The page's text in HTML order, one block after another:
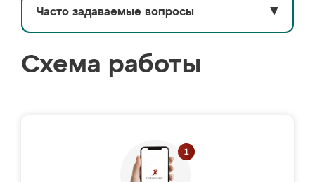
Часто задаваемые вопросы ▼
Схема работы